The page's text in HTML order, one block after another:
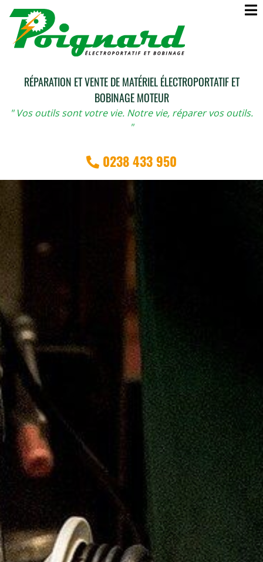
RÉPARATION ET VENTE DE MATÉRIEL ÉLECTROPORTATIF ET
BOBINAGE MOTEUR
" Vos outils sont votre vie. Notre vie, réparer vos outils.
"
0238 433 950